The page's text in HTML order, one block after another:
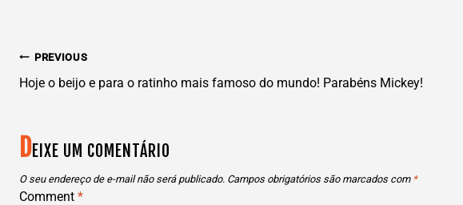
NAVEGAÇÃO
DE
POST
PREVIOUS
Hoje o beijo e para o ratinho mais famoso do mundo! Parabéns Mickey!
DEIXE UM COMENTÁRIO
O seu endereço de e-mail não será publicado. Campos obrigatórios são marcados com *
Comment *